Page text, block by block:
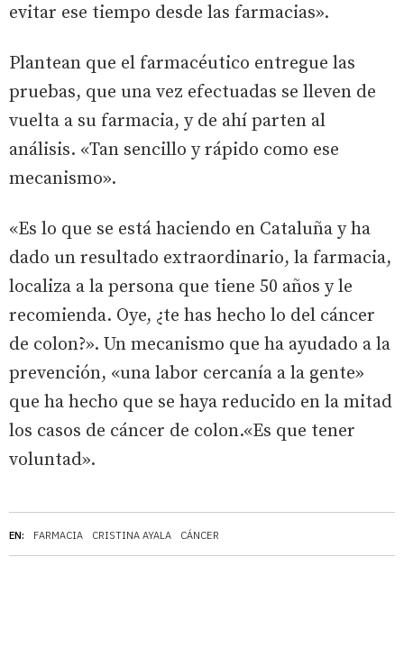
EN: FARMACIA CRISTINA AYALA CÁNCER
evitar ese tiempo desde las farmacias».
Plantean que el farmacéutico entregue las
pruebas, que una vez efectuadas se lleven de
vuelta a su farmacia, y de ahí parten al
análisis. «Tan sencillo y rápido como ese
mecanismo».
«Es lo que se está haciendo en Cataluña y ha
dado un resultado extraordinario, la farmacia,
localiza a la persona que tiene 50 años y le
recomienda. Oye, ¿te has hecho lo del cáncer
de colon?». Un mecanismo que ha ayudado a la
prevención, «una labor cercanía a la gente»
que ha hecho que se haya reducido en la mitad
los casos de cáncer de colon.«Es que tener
voluntad».